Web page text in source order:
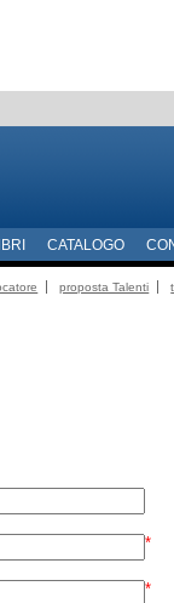
CATALOGO
proposta Talenti
*
*